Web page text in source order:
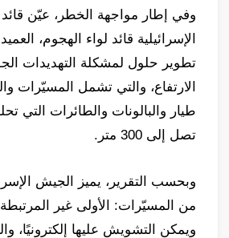
وفي إطار مواجهة الخطر، عيّن قائد
الإسرائيلية قائد لواء الهجوم،
تطوير حلول لمشكلة التهديدات
الارتفاع، والتي تشمل المسيّرات
طيار والبالونات والطائرات التي
تصل إلى 300 متر.
وبحسب التقرير، يميز الجيش
من المسيّرات: الأولى غير المرتبطة
ويمكن التشويش عليها إلكترونيًا،